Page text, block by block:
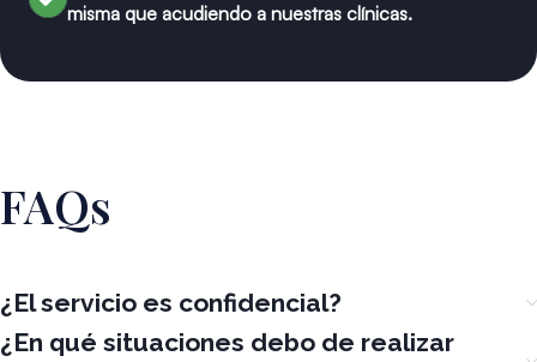
misma que acudiendo a nuestras clínicas.
FAQs
¿El servicio es confidencial?
¿En qué situaciones debo de realizar